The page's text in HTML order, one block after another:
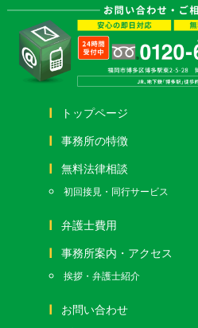
トップページ
事務所の特徴
無料法律相談
初回接見・同行サービス
弁護士費用
事務所案内・アクセス
挨拶・弁護士紹介
お問い合わせ